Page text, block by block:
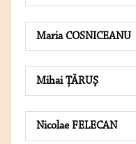
Maria COSNICEANU
Mihai ŢĂRUŞ
Nicolae FELECAN